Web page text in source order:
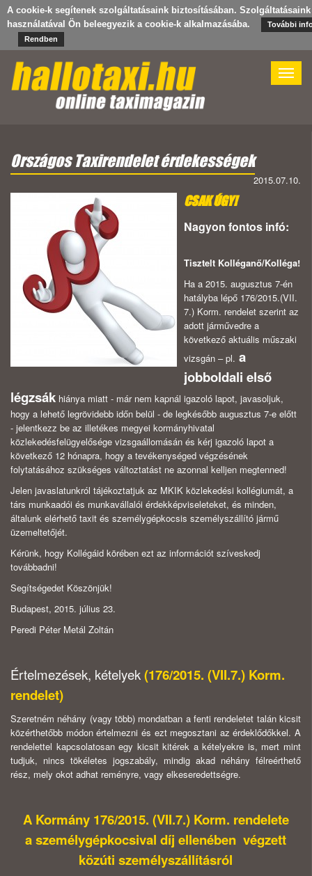
A cookie-k segítenek szolgáltatásaink biztosításában. Szolgáltatásaink
használatával Ön beleegyezik a cookie-k alkalmazásába.
További
Rendben
Toggle
Országos Taxirendelet érdekességek
2015.07.10.
CSAK ÚGY!
Nagyon fontos infó:
Tisztelt Kolléganő/Kolléga!
Ha a 2015. augusztus 7-én
hatályba lépő 176/2015.(VII.
7.) Korm. rendelet szerint az
adott járművedre a
következő aktuális műszaki
vizsgán – pl. a
jobboldali első
légzsák hiánya miatt - már nem kapnál igazoló lapot, javasoljuk,
hogy a lehető legrövidebb időn belül - de legkésőbb augusztus 7-e előtt
- jelentkezz be az illetékes megyei kormányhivatal
közlekedésfelügyelősége vizsgaállomásán és kérj igazoló lapot a
következő 12 hónapra, hogy a tevékenységed végzésének
folytatásához szükséges változtatást ne azonnal kelljen megtenned!
Jelen javaslatunkról tájékoztatjuk az MKIK közlekedési kollégiumát, a
társ munkaadói és munkavállalói érdekképviseleteket, és minden,
általunk elérhető taxit és személygépkocsis személyszállító jármű
üzemeltetőjét.
Kérünk, hogy Kollégáid körében ezt az információt szíveskedj
továbbadni!
Segítségedet Köszönjük!
Budapest, 2015. július 23.
Peredi Péter Metál Zoltán
Értelmezések, kételyek(176/2015. (VII.7.) Korm.
rendelet)
Szeretném néhány (vagy több) mondatban a fenti rendeletet talán kicsit
közérthetőbb módon értelmezni és ezt megosztani az érdeklődőkkel. A
rendelettel kapcsolatosan egy kicsit kitérek a kételyekre is, mert mint
tudjuk, nincs tökéletes jogszabály, mindig akad néhány félreérthető
rész, mely okot adhat reményre, vagy elkeseredettségre.
A Kormány 176/2015. (VII.7.) Korm. rendelete
a személygépkocsival díj ellenében végzett
közúti személyszállításról